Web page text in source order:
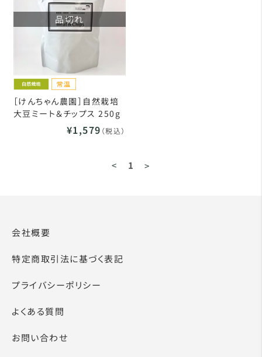
品切れ
［けんちゃん農園］自然栽培
大豆ミート＆チップス 250g
¥1,579 （税込）
< 1 >
会社概要
特定商取引法に基づく表記
プライバシーポリシー
よくある質問
お問い合わせ